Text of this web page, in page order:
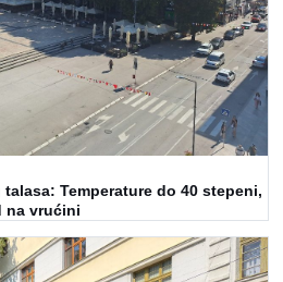
Temperature do 40 stepeni,
na vrućini